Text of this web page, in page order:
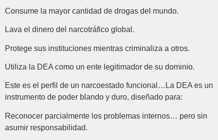
Consume la mayor cantidad de drogas del mundo.
Lava el dinero del narcotráfico global.
Protege sus instituciones mientras criminaliza a otros.
Utiliza la DEA como un ente legitimador de su dominio.
Este es el perfil de un narcoestado funcional…La DEA es un
instrumento de poder blando y duro, diseñado para:
Reconocer parcialmente los problemas internos… pero sin
asumir responsabilidad.